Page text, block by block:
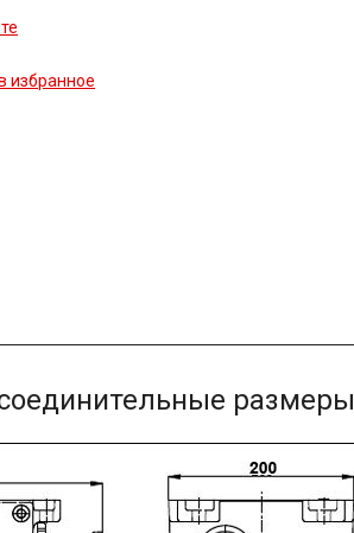
избранное
размеры